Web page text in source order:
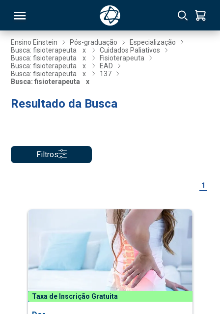
Ensino Einstein Pós-graduação
Especialização
Busca: fisioterapeuta
x
Cuidados Paliativos
Busca: fisioterapeuta
x
Fisioterapeuta
Busca: fisioterapeuta
x
EAD
Busca: fisioterapeuta
x
137
Busca: fisioterapeuta
x
Resultado da Busca
Filtros
1
Taxa de Inscrição Gratuita